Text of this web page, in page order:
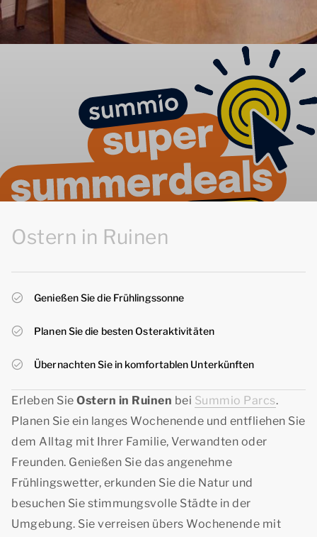
Ostern in Ruinen
Genießen Sie die Frühlingssonne
Planen Sie die besten Osteraktivitäten
Übernachten Sie in komfortablen Unterkünften
Erleben Sie Ostern in Ruinen bei Summio Parcs.
Planen Sie ein langes Wochenende und entfliehen Sie
dem Alltag mit Ihrer Familie, Verwandten oder
Freunden. Genießen Sie das angenehme
Frühlingswetter, erkunden Sie die Natur und
besuchen Sie stimmungsvolle Städte in der
Umgebung. Sie verreisen übers Wochenende mit